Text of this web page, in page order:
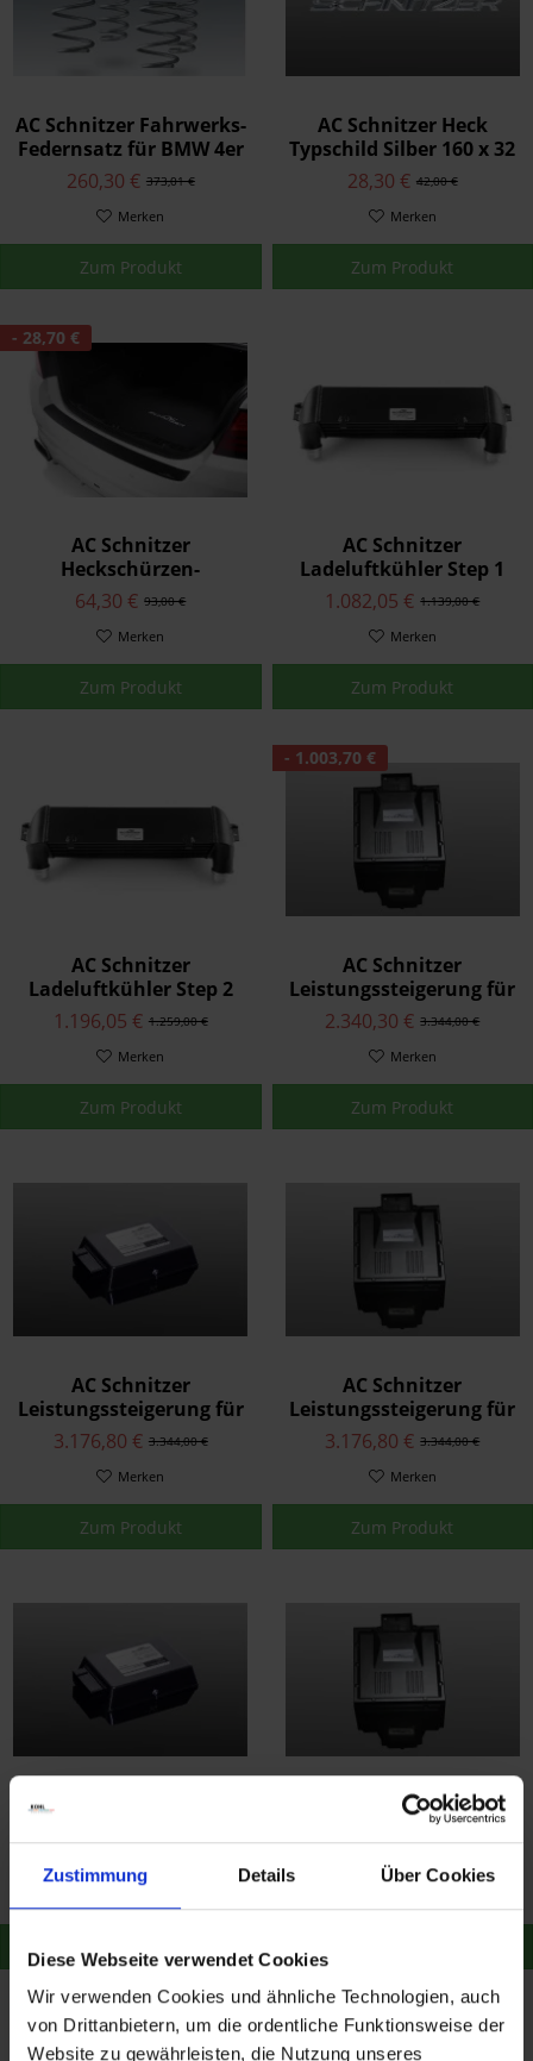
Zustimmung Details Über Cookies
Diese Webseite verwendet Cookies
Wir verwenden Cookies und ähnliche Technologien, auch
von Drittanbietern, um die ordentliche Funktionsweise der
Website zu gewährleisten, die Nutzung unseres
AC Schnitzer Fahrwerks-
Federnsatz für BMW 4er
F32 Coupé 430d xDrive
373,01 €
260,30 €
Merken
Zum Produkt
AC Schnitzer Heck
Typschild Silber 160 x 32
mm für BMW
42,00 €
28,30 €
Merken
Zum Produkt
- 28,70 €
AC Schnitzer
Heckschürzen-
Schutzfolie für BMW 4er
F32/F33
93,00 €
64,30 €
Merken
Zum Produkt
AC Schnitzer
Ladeluftkühler Step 1
für BMW 4er F32/F33
1.139,00 €
1.082,05 €
Merken
Zum Produkt
AC Schnitzer
Ladeluftkühler Step 2
für BMW 4er F32/F33
1.259,00 €
1.196,05 €
Merken
Zum Produkt
- 1.003,70 €
AC Schnitzer
Leistungssteigerung für
BMW 4er F32/F33 420d /
420d xDrive
3.344,00 €
2.340,30 €
Merken
Zum Produkt
AC Schnitzer
Leistungssteigerung für
BMW 4er F32/F33 420d,
420d xDrive
3.344,00 €
3.176,80 €
Merken
Zum Produkt
AC Schnitzer
Leistungssteigerung für
BMW 4er F32/F33 420i-
420i xDrive
3.344,00 €
3.176,80 €
Merken
Zum Produkt
Zum Produkt
AC Schnitzer
Leistungssteigerung für
428i xDrive
3.176,80 €
- 1.219,71 €